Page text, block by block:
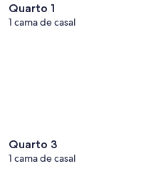
Quarto 1
1 cama de casal
Quarto 3
1 cama de casal